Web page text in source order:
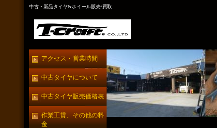
中古・新品タイヤ&ホイール販売/買取
アクセス・営業時間
中古タイヤについて
中古タイヤ販売価格表
作業工賃、その他の料
金